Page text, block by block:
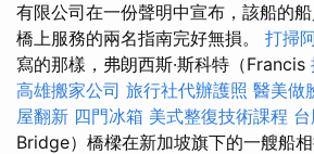
有限公司在一份聲明中宣布，該船的
橋上服務的兩名指南完好無損。 打掃
寫的那樣，弗朗西斯·斯科特（Francis
高雄搬家公司 旅行社代辦護照 醫美做
屋翻新 四門冰箱 美式整復技術課程
Bridge）橋樑在新加坡旗下的一艘船